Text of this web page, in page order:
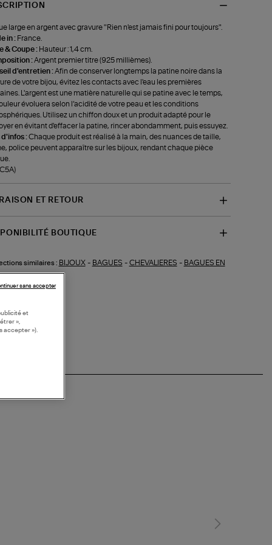
large en argent avec gravure "Rien n'est jamais fini pour toujours".
in : France.
& Coupe : Hauteur : 1,4 cm.
:Argent premier titre (925 millièmes).
d'entretien :Afin de conserver longtemps la patine noire dans la
de votre bijou, évitez les contacts avec l'eau les premières
L'argent est une matière naturelle qui se patine avec le temps,
évoluera selon l’acidité de votre peau et les conditions
Utilisez un chiffon doux et un produit adapté pour le
en évitant d'effacer la patine, rincer abondamment, puis essuyez.
d'infos :Chaque produit est réalisé à la main, des nuances de taille,
police peuvent apparaître sur les bijoux, rendant chaque pièce
ET RETOUR
BOUTIQUE
similaires : BIJOUX- BAGUES - CHEVALIERES - BAGUES EN
et
»,
accepter »).
sans accepter